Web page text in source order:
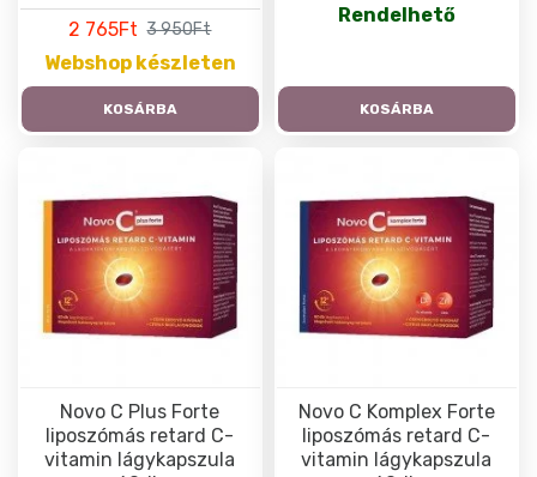
2 765Ft 3 950Ft
Webshop készleten
KOSÁRBA
Rendelhető
KOSÁRBA
Novo C Plus Forte
liposzómás retard C-
vitamin lágykapszula
Novo C Komplex Forte
liposzómás retard C-
vitamin lágykapszula